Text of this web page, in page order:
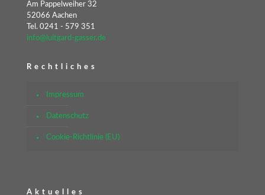
Am Pappelweiher 32
52066 Aachen
Tel. 0241 - 579 351
info@luitgard-gasser.de
Rechtliches
Impressum
Datenschutz
Cookie-Richtlinie (EU)
Aktuelles